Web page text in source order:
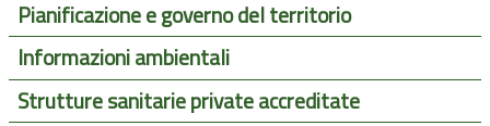
Pianificazione e governo del territorio
Informazioni ambientali
Strutture sanitarie private accreditate